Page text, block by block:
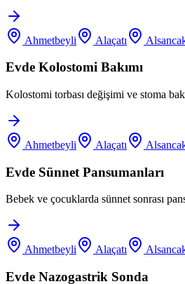
Ahmetbeyli Alaçatı
Evde Kolostomi Bakımı
Kolostomi torbası değişimi ve stoma
Ahmetbeyli Alaçatı
Evde Sünnet Pansumanları
Bebek ve çocuklarda sünnet sonrası
Ahmetbeyli Alaçatı
Evde Nazogastrik Sonda